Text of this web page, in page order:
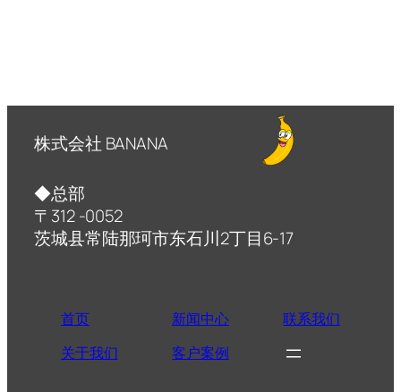
株式会社 BANANA
◆总部
〒312 -0052
茨城县常陆那珂市东石川2丁目6-17
首页
关于我们
新闻中心
客户案例
联系我们